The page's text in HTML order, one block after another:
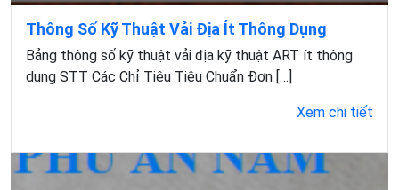
Thông Số Kỹ Thuật Vải Địa Ít Thông Dụng
Bảng thông số kỹ thuật vải địa kỹ thuật ART ít thông
dụng STT Các Chỉ Tiêu Tiêu Chuẩn Đơn […]
Xem chi tiết